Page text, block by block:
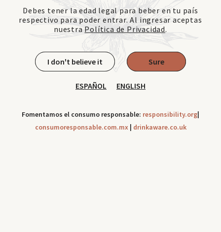
Debes tener la edad legal para beber en tu país
respectivo para poder entrar. Al ingresar aceptas
nuestra Política de Privacidad.
I don't believe it Sure
ESPAÑOL ENGLISH
Fomentamos el consumo responsable: responsibility.org|
consumoresponsable.com.mx| drinkaware.co.uk